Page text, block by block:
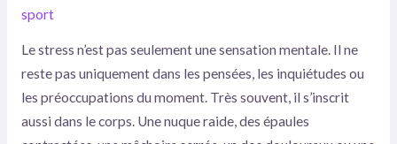
sport
Le stress n’est pas seulement une sensation mentale. Il ne
reste pas uniquement dans les pensées, les inquiétudes ou
les préoccupations du moment. Très souvent, il s’inscrit
aussi dans le corps. Une nuque raide, des épaules